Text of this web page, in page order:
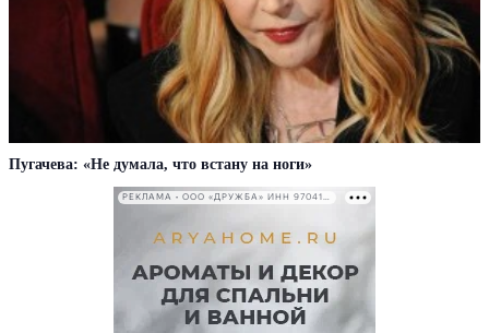
Пугачева: «Не думала, что встану на ноги»
РЕКЛАМА • ООО «ДРУЖБА» ИНН 9704146411